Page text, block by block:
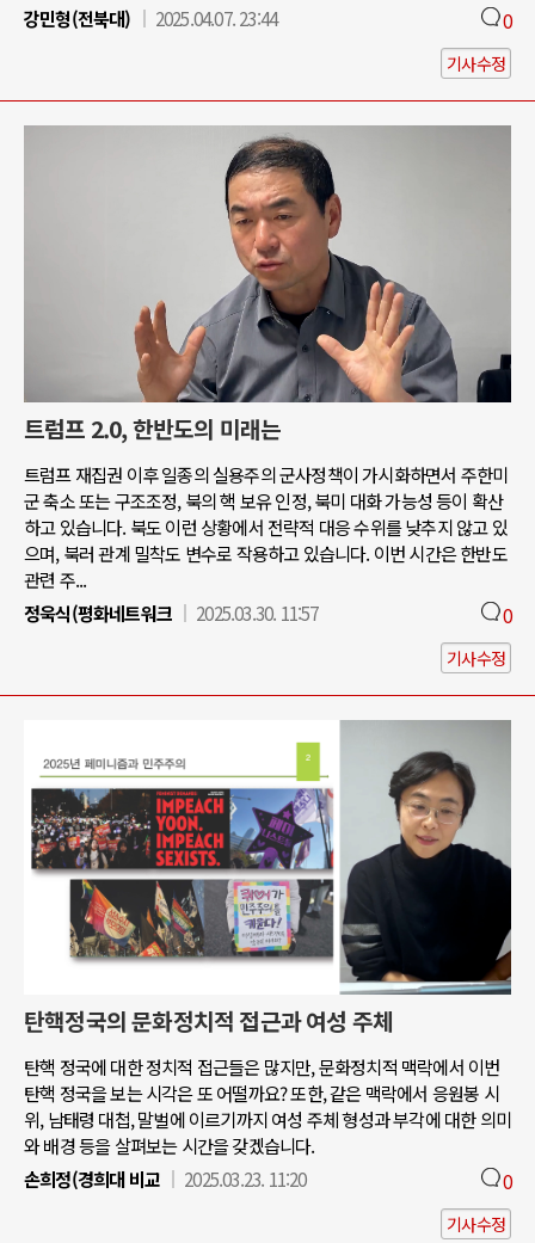
강민형(전북대)
2025.04.07. 23:44 0
기사수정
트럼프 2.0, 한반도의 미래는
트럼프 재집권 이후 일종의 실용주의 군사정책이 가시화하면서 주한미
군 축소 또는 구조조정, 북의 핵 보유 인정, 북미 대화 가능성 등이 확산
하고 있습니다. 북도 이런 상황에서 전략적 대응 수위를 낮추지 않고 있
으며, 북러 관계 밀착도 변수로 작용하고 있습니다. 이번 시간은 한반도
관련 주...
정욱식(평화네트워크
2025.03.30. 11:57 0
기사수정
탄핵정국의 문화정치적 접근과 여성 주체
탄핵 정국에 대한 정치적 접근들은 많지만, 문화정치적 맥락에서 이번
탄핵 정국을 보는 시각은 또 어떨까요? 또한, 같은 맥락에서 응원봉 시
위, 남태령 대첩, 말벌에 이르기까지 여성 주체 형성과 부각에 대한 의미
와 배경 등을 살펴보는 시간을 갖겠습니다.
손희정(경희대 비교
2025.03.23. 11:20 0
기사수정